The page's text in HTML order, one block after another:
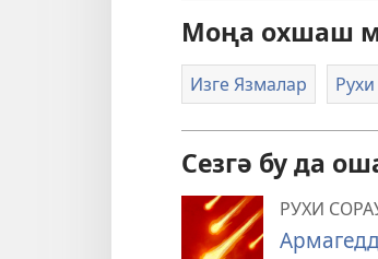
Моңа охшаш
Изге Язмалар
Сезгә бу да
РУХИ